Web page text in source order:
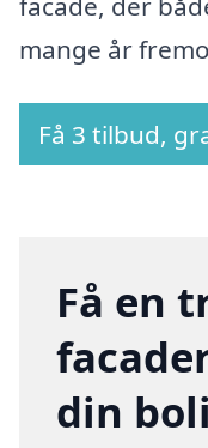
mange år
Få 3 tilbud,
Få en
din